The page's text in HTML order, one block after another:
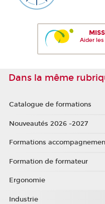
Aider
Dans la même
Catalogue de formations
Nouveautés 2026 -2027
Formations
Formation de formateur
Ergonomie
Industrie